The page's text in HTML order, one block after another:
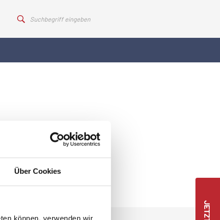
Über Cookies
können, verwenden wir